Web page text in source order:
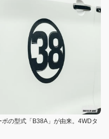
の型式「B38A」が由来。4WDタ